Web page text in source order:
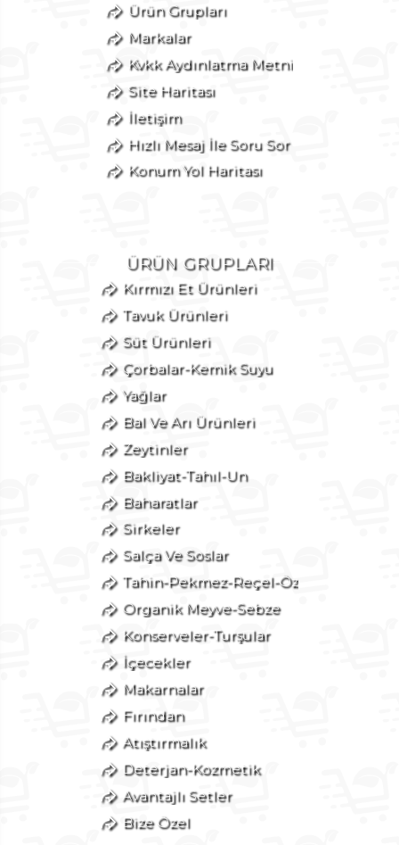
Ürün Grupları
Markalar
Kvkk Aydınlatma Metni
Site Haritası
İletişim
Hızlı Mesaj İle Soru Sor
Konum Yol Haritası
ÜRÜN GRUPLARI
Kırmızı Et Ürünleri
Tavuk Ürünleri
Süt Ürünleri
Çorbalar-Kemik Suyu
Yağlar
Bal Ve Arı Ürünleri
Zeytinler
Bakliyat-Tahıl-Un
Baharatlar
Sirkeler
Salça Ve Soslar
Tahin-Pekmez-Reçel-Öz
Organik Meyve-Sebze
Konserveler-Turşular
İçecekler
Makarnalar
Fırından
Atıştırmalık
Deterjan-Kozmetik
Avantajlı Setler
Bize Özel